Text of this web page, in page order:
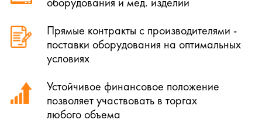
Прямые контракты с производителями -
поставки оборудования на оптимальных
условиях
Устойчивое финансовое положение
позволяет участвовать в торгах
любого объема